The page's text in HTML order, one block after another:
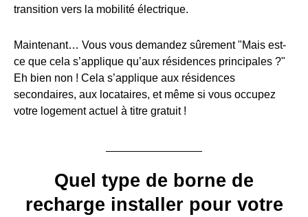
transition vers la mobilité électrique.
Maintenant… Vous vous demandez sûrement "Mais est-
ce que cela s’applique qu’aux résidences principales ?"
Eh bien non ! Cela s’applique aux résidences
secondaires, aux locataires, et même si vous occupez
votre logement actuel à titre gratuit !
Quel type de borne de
recharge installer pour votre